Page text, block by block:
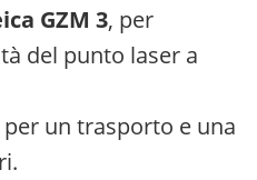
GZM 3, per
del punto laser a
per un trasporto e una